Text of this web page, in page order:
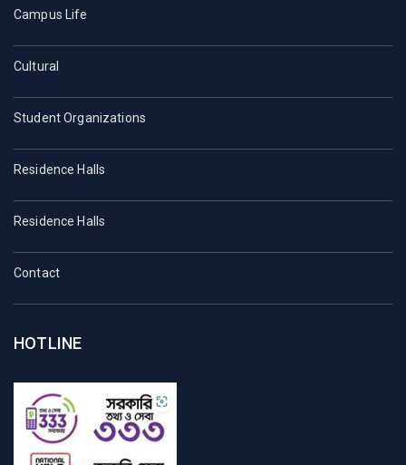
Campus Life
Cultural
Student Organizations
Residence Halls
Residence Halls
Contact
HOTLINE